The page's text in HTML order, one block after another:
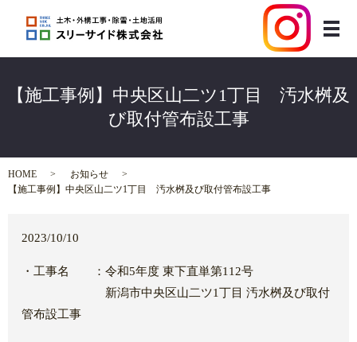
メ
【施工事例】中央区山二ツ1丁目 汚水桝及
び取付管布設工事
HOME
お知らせ
【施工事例】中央区山二ツ1丁目 汚水桝及び取付管布設工事
2023/10/10
・工事名 ：令和5年度 東下直単第112号
新潟市中央区山二ツ1丁目 汚水桝及び取付
管布設工事